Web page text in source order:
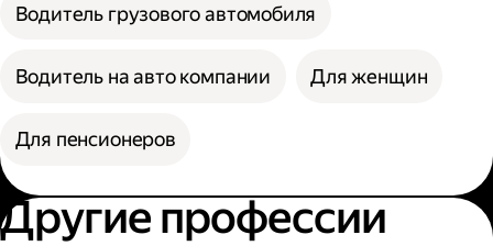
Водитель грузового автомобиля
Водитель на авто компании Для женщин
Для пенсионеров
Другие профессии